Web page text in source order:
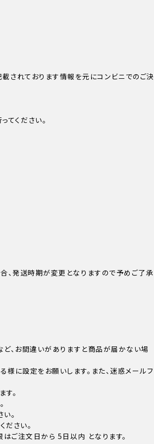
されております情報を元にコンビニでのご決
ください。
、発送時期が変更となりますので予めご了承
、お間違いがありますと商品が届かない場
設定をお願いします。また、迷惑メールフ
。
。
さい。
ご注文日から 5日以内 となります。